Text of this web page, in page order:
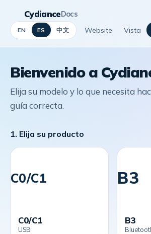
CydianceDocs
EN ES 中文 Website Vista
Bienvenido a
Elija su modelo y lo que necesita
guía correcta.
1. Elija su producto
C0/C1
C0/C1
USB
B3
B3